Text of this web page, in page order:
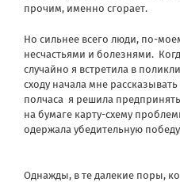
прочим, именно сгорает.
Но сильнее всего люди, по-
несчастьями и болезнями.
случайно я встретила в
сходу начала мне
полчаса я решила
на бумаге карту-схему
одержала убедительную
Однажды, в те далекие поры,